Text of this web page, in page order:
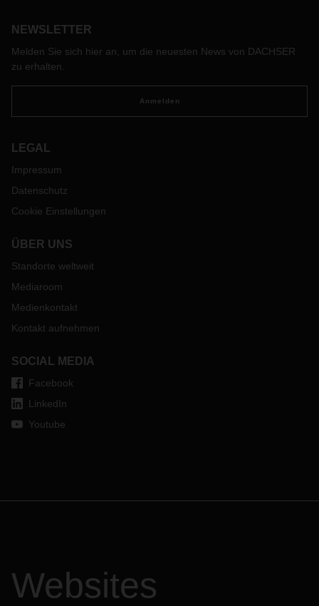
steht.
NEWSLETTER
Melden Sie sich hier an, um die neuesten News von DACHSER
zu erhalten.
Anmelden
LEGAL
Impressum
Datenschutz
Cookie Einstellungen
ÜBER UNS
Standorte weltweit
Mediaroom
Medienkontakt
Kontakt aufnehmen
SOCIAL MEDIA
Facebook
LinkedIn
Youtube
Websites